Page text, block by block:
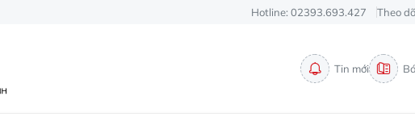
Hotline: 02393.693.427 Theo
Tin mới